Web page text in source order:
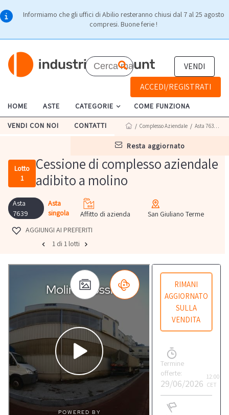
Informiamo che gli uffici di Abilio resteranno chiusi dal 7 al 25 agosto
compresi. Buone ferie !
VENDI
ACCEDI/REGISTRATI
HOME ASTE CATEGORIE COME FUNZIONA
VENDI CON NOI CONTATTI
resta aggiornato
/ Complesso Aziendale / Asta 7639
Lotto
1
Cessione di complesso aziendale
adibito a molino
Asta
7639
Asta
singola
Affitto di azienda
San Giuliano Terme
AGGIUNGI AI PREFERITI
1 di 1 lotti
RIMANI
AGGIORNATO
SULLA
VENDITA
Termine
offerte:
29/06/2026
12:00
CET